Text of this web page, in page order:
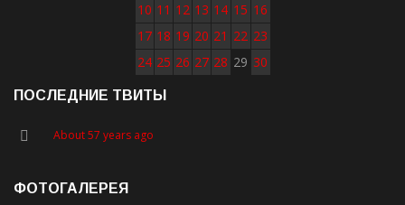
10 11 12 13 14 15 16
17 18 19 20 21 22 23
24 25 26 27 28 29 30
ПОСЛЕДНИЕ ТВИТЫ
About 57 years ago
ФОТОГАЛЕРЕЯ